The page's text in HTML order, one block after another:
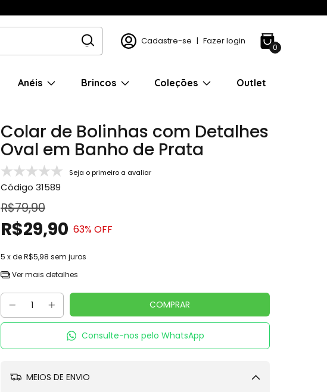
Cadastre-se | Fazer login
0
Anéis Brincos Coleções Outlet
Colar de Bolinhas com Detalhes
Oval em Banho de Prata
Seja o primeiro a avaliar
Código 31589
R$79,90
R$29,90 63% OFF
5 x deR$5,98 sem juros
Ver mais detalhes
Consulte-nos pelo WhatsApp
MEIOS DE ENVIO